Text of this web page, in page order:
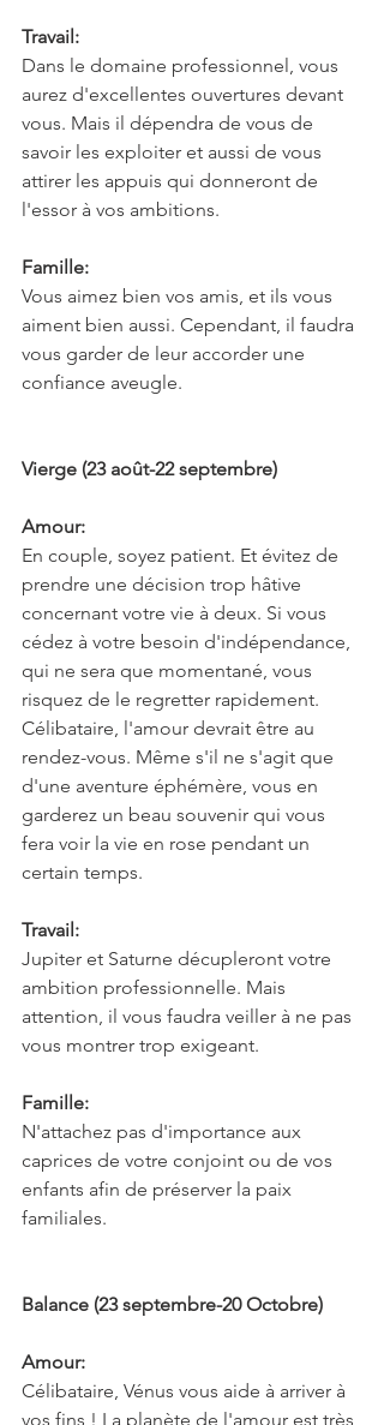
Travail:
Dans le domaine professionnel, vous
aurez d'excellentes ouvertures devant
vous. Mais il dépendra de vous de
savoir les exploiter et aussi de vous
attirer les appuis qui donneront de
l'essor à vos ambitions.
Famille:
Vous aimez bien vos amis, et ils vous
aiment bien aussi. Cependant, il faudra
vous garder de leur accorder une
confiance aveugle.
Vierge (23 août-22 septembre)
Amour:
En couple, soyez patient. Et évitez de
prendre une décision trop hâtive
concernant votre vie à deux. Si vous
cédez à votre besoin d'indépendance,
qui ne sera que momentané, vous
risquez de le regretter rapidement.
Célibataire, l'amour devrait être au
rendez-vous. Même s'il ne s'agit que
d'une aventure éphémère, vous en
garderez un beau souvenir qui vous
fera voir la vie en rose pendant un
certain temps.
Travail:
Jupiter et Saturne décupleront votre
ambition professionnelle. Mais
attention, il vous faudra veiller à ne pas
vous montrer trop exigeant.
Famille:
N'attachez pas d'importance aux
caprices de votre conjoint ou de vos
enfants afin de préserver la paix
familiales.
Balance (23 septembre-20 Octobre)
Amour:
Célibataire, Vénus vous aide à arriver à
vos fins ! La planète de l'amour est très